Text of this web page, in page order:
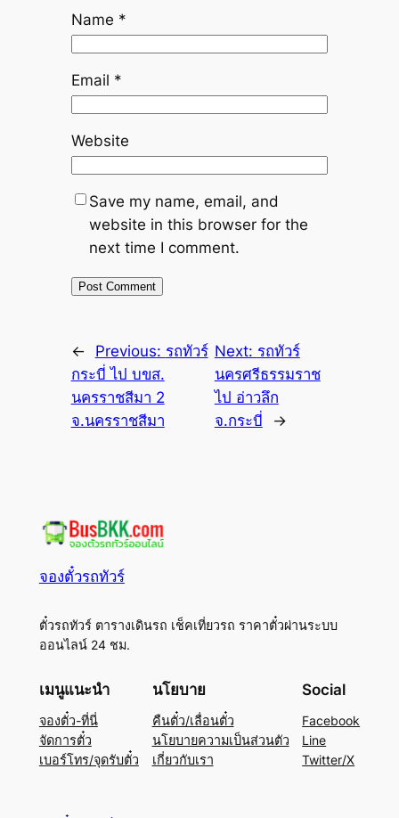
Name *
Email *
Website
Save my name, email, and
website in this browser for the
next time I comment.
← Previous: รถทัวร์
กระบี่ ไป บขส.
นครราชสีมา 2
จ.นครราชสีมา
Next: รถทัวร์
นครศรีธรรมราช
ไป อ่าวลึก
จ.กระบี่
→
จองตั๋วรถทัวร์
ตั๋วรถทัวร์ ตารางเดินรถ เช็คเที่ยวรถ ราคาตั๋วผ่านระบบ
ออนไลน์ 24 ชม.
เมนูแนะนำ
จองตั๋ว-ที่นี่
จัดการตั๋ว
เบอร์โทร/จุดรับตั๋ว
นโยบาย
คืนตั๋ว/เลื่อนตั๋ว
นโยบายความเป็นส่วนตัว
เกี่ยวกับเรา
Social
Facebook
Line
Twitter/X